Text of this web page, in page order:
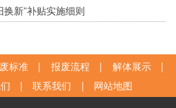
新”补贴实施细则
标准 | 报废流程 | 解体展示
|
| 联系我们 | 网站地图